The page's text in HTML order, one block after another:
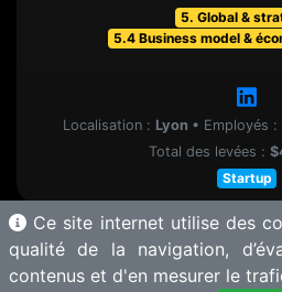
5. Global &
5.4 Business model &
Localisation : Lyon • Employés :
Total des levées :
Startup
© 2025 Motherbase.ai pour
Ce site internet utilise des
qualité de la navigation,
contenus et d'en mesurer le